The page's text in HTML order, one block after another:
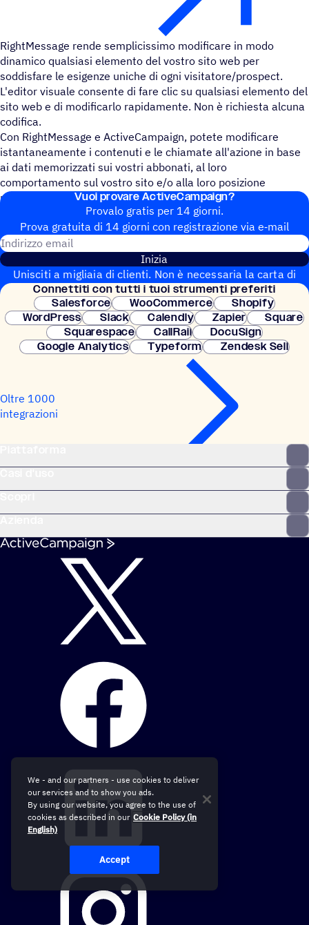
RightMessage rende semplicissimo modificare in modo
dinamico qualsiasi elemento del vostro sito web per
soddisfare le esigenze uniche di ogni visitatore/prospect.
L'editor visuale consente di fare clic su qualsiasi elemento del
sito web e di modificarlo rapidamente. Non è richiesta alcuna
codifica.
Con RightMessage e ActiveCampaign, potete modificare
istantaneamente i contenuti e le chiamate all'azione in base
ai dati memorizzati sui vostri abbonati, al loro
comportamento sul vostro sito e/o alla loro posizione
nell'imbuto.
Vuoi provare ActiveCampaign?
Provalo gratis per 14 giorni.
Prova gratuita di 14 giorni con regi­stra­zione via e‑mail
Inizia
Unisciti a migliaia di clienti. Non è necessaria la carta di
credito. Configurazione istantanea.
Connet­titi con tutti i tuoi strumenti preferiti
Salesforce
WooCommerce
Shopify
WordPress
Slack Calendly Zapier
Square
Squarespace
CallRail
DocuSign
Google Analytics
Typeform Zendesk Sell
Oltre 1000
integrazioni
We - and our partners - use cookies to deliver
our services and to show you ads.
By using our website, you agree to the use of
cookies as described in our Cookie Policy (in
English)
Accept